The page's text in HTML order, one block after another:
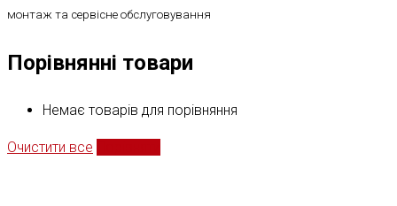
монтаж та сервісне обслуговування
Порівнянні товари
Немає товарів для порівняння
Очистити все